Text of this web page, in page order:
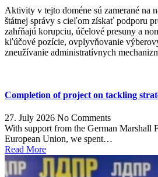
Aktivity v tejto doméne sú zamerané na
štátnej správy s cieľom získať podporu
zahŕňajú korupciu, účelové presuny a
kľúčové pozície, ovplyvňovanie
zneužívanie administratívnych
Completion of project on tackling
27. July 2026 No Comments
With support from the German Marshall
European Union, we spent…
Read More